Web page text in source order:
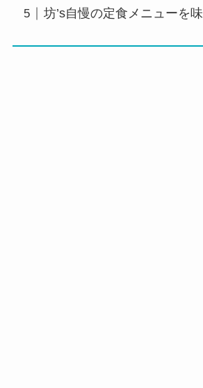
坊’s自慢の定食メニューを